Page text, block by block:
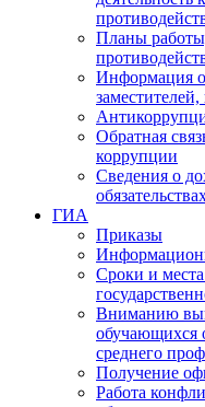
Планы
Информация
Обратная
коррупции
Сведения о
ГИА
Приказы
Сроки и
Вниманию
обучающихся
среднего
Получение
Работа